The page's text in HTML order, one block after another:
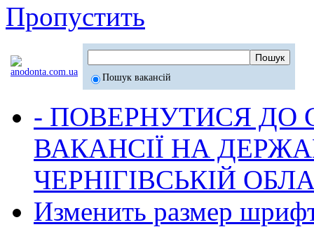
Пропустить
Пошук вакансій
- ПОВЕРНУТИСЯ ДО
ВАКАНСІЇ НА
ЧЕРНІГІВСЬКІЙ
Изменить размер